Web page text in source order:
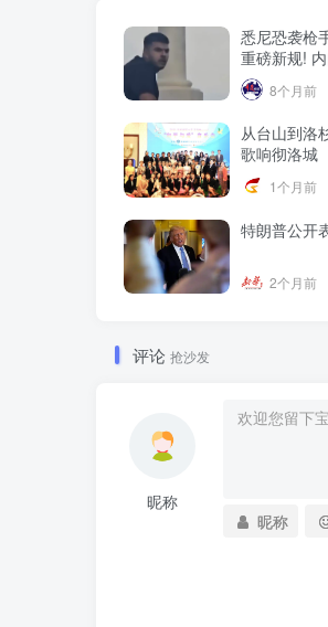
悉尼恐袭枪
重磅新规!
8个月前
从台山到洛
歌响彻洛城
1个月前
特朗普公开
2个月前
评论 抢沙发
昵称
昵称